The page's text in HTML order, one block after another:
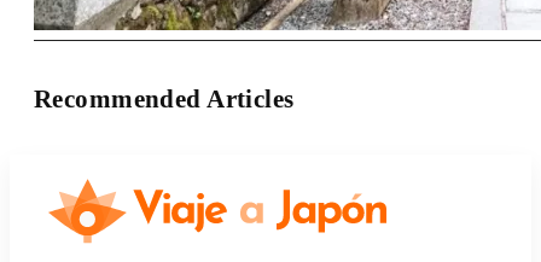
Recommended Articles